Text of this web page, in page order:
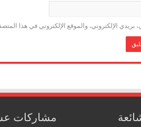
الإلكتروني، والموقع الإلكتروني في هذا
مشاركات